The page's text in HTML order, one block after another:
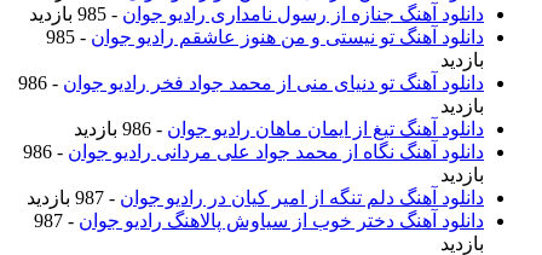
دانلود آهنگ جنازه از رسول نامداری رادیو جوان - 985 بازدید
دانلود آهنگ تو نیستی و من هنوز عاشقم رادیو جوان
- 985
بازدید
دانلود آهنگ تو دنیای منی از محمد جواد فخر رادیو جوان
- 986
بازدید
دانلود آهنگ تیغ از ایمان ماهان رادیو جوان - 986 بازدید
دانلود آهنگ نگاه از محمد جواد علی مردانی رادیو جوان
- 986
بازدید
دانلود آهنگ دلم تنگه از امیر کیان در رادیو جوان - 987 بازدید
دانلود آهنگ دختر خوب از سیاوش پالاهنگ رادیو جوان
- 987
بازدید